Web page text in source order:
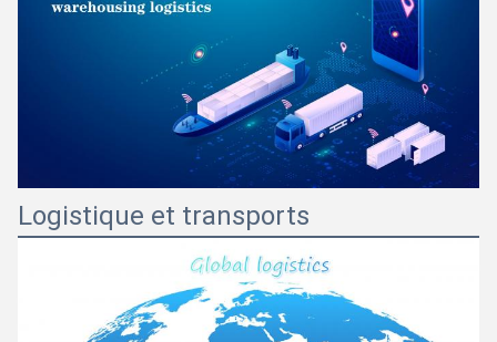
Logistique et transports